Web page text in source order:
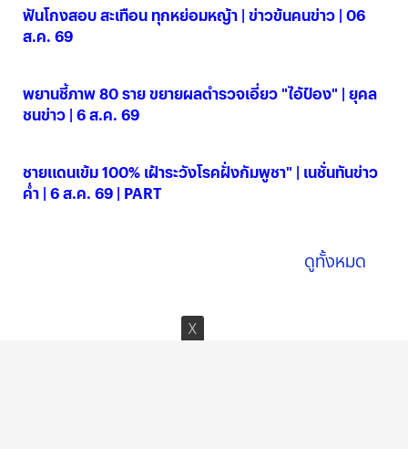
ฟันโกงสอบ สะเทือน ทุกหย่อมหญ้า | ข่าวข้นคนข่าว | 06
ส.ค. 69
พยานชี้ภาพ 80 ราย ขยายผลตำรวจเอี่ยว "ไอ้ป๋อง" | ยุคล
ชนข่าว | 6 ส.ค. 69
ชายแดนเข้ม 100% เฝ้าระวังโรคฝั่งกัมพูชา" | เนชั่นทันข่าว
ค่ำ | 6 ส.ค. 69 | PART
ดูทั้งหมด